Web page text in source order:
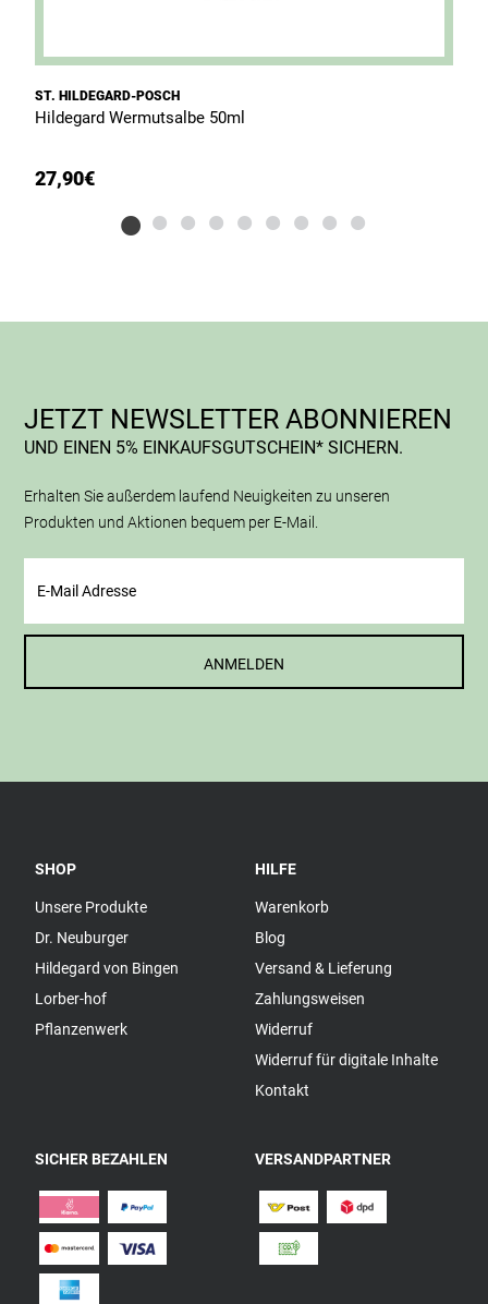
ST. HILDEGARD-POSCH
Hildegard Wermutsalbe 50ml
27,90€
JETZT NEWSLETTER ABONNIEREN
UND EINEN 5% EINKAUFSGUTSCHEIN* SICHERN.
Erhalten Sie außerdem laufend Neuigkeiten zu unseren
Produkten und Aktionen bequem per E-Mail.
ANMELDEN
SHOP
Unsere Produkte
Dr. Neuburger
Hildegard von Bingen
Lorber-hof
Pflanzenwerk
HILFE
Warenkorb
Blog
Versand & Lieferung
Zahlungsweisen
Widerruf
Widerruf für digitale Inhalte
Kontakt
SICHER BEZAHLEN VERSANDPARTNER